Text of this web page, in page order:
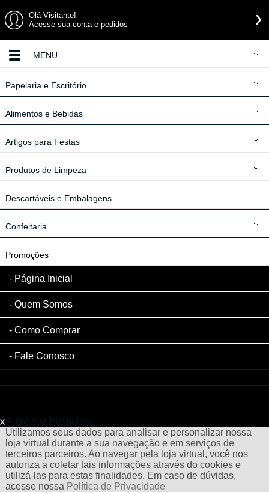
Olá Visitante!
Acesse sua conta e pedidos
MENU
Papelaria e Escritório
Alimentos e Bebidas
Artigos para Festas
Produtos de Limpeza
Descartáveis e Embalagens
Confeitaria
Promoções
Página Inicial
Quem Somos
Como Comprar
Fale Conosco
x Filtre sua Pesquisa:
Utilizamos seus dados para analisar e personalizar nossa
loja virtual durante a sua navegação e em serviços de
terceiros parceiros. Ao navegar pela loja virtual, você nos
autoriza a coletar tais informações através do cookies e
utilizá-las para estas finalidades. Em caso de dúvidas,
acesse nossa Política de Privacidade